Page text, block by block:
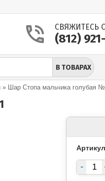
СВЯЖИТЕСЬ
(812)
В ТОВАРАХ
» Шар Стопа мальчика голубая